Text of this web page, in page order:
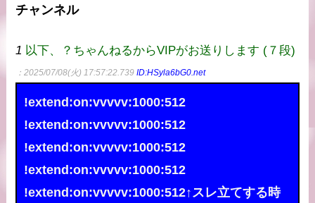
チャンネル
1 以下、？ちゃんねるからVIPがお送りします (７段)
：2025/07/08(火) 17:57:22.739ID:HSyla6bG0.net
!extend:on:vvvvv:1000:512
!extend:on:vvvvv:1000:512
!extend:on:vvvvv:1000:512
!extend:on:vvvvv:1000:512
!extend:on:vvvvv:1000:512↑スレ立てする時